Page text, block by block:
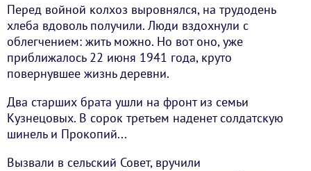
Перед войной колхоз выровнялся, на трудодень
хлеба вдоволь получили. Люди вздохнули с
облегчением: жить можно. Но вот оно, уже
приближалось 22 июня 1941 года, круто
повернувшее жизнь деревни.
Два старших брата ушли на фронт из семьи
Кузнецовых. В сорок третьем наденет солдатскую
шинель и Прокопий...
Вызвали в сельский Совет, вручили